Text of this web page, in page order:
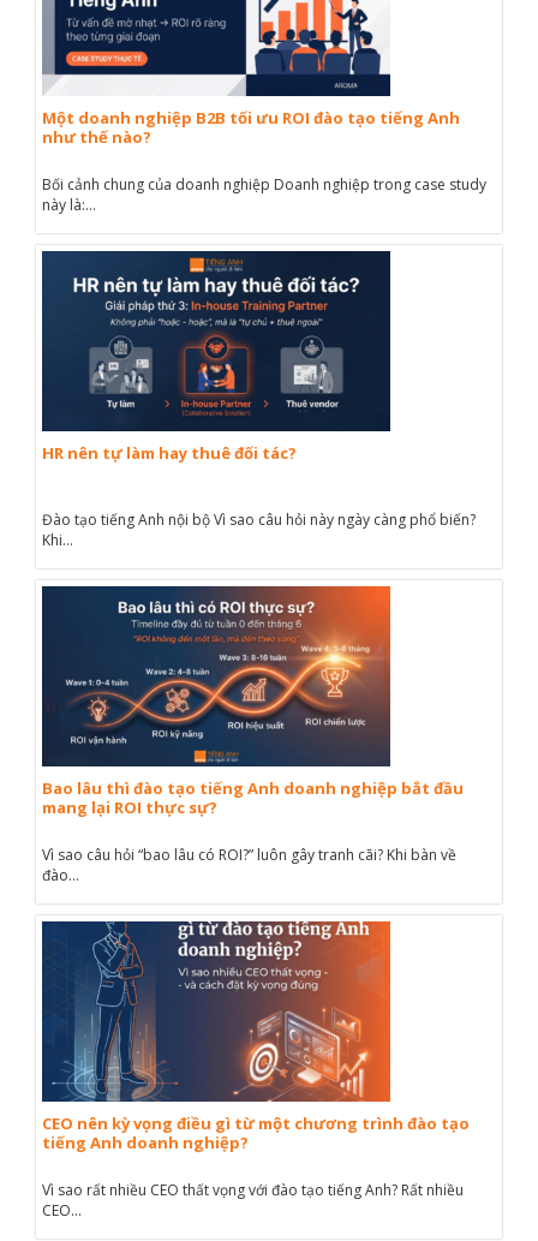
Một doanh nghiệp B2B tối ưu ROI đào tạo tiếng Anh
như thế nào?
Bối cảnh chung của doanh nghiệp Doanh nghiệp trong case study
này là:...
HR nên tự làm hay thuê đối tác?
Đào tạo tiếng Anh nội bộ Vì sao câu hỏi này ngày càng phổ biến?
Khi...
Bao lâu thì đào tạo tiếng Anh doanh nghiệp bắt đầu
mang lại ROI thực sự?
Vì sao câu hỏi “bao lâu có ROI?” luôn gây tranh cãi? Khi bàn về
đào...
CEO nên kỳ vọng điều gì từ một chương trình đào tạo
tiếng Anh doanh nghiệp?
Vì sao rất nhiều CEO thất vọng với đào tạo tiếng Anh? Rất nhiều
CEO...